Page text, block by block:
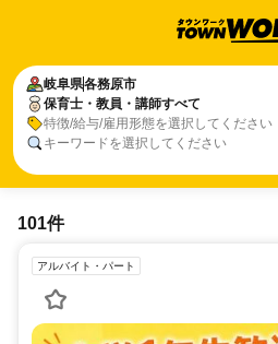
岐阜県各務原市
保育士・教員・講師すべて
特徴/給与/雇用形態を選択してください
キーワードを選択してください
101件
アルバイト・パート